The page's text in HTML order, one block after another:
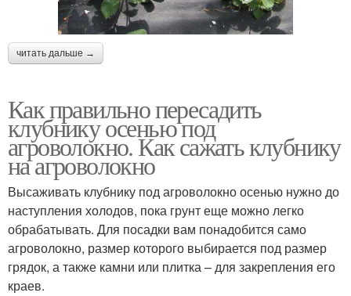
читать дальше →
Как правильно пересадить
клубнику осенью под
агроволокно. Как сажать клубнику
на агроволокно
Высаживать клубнику под агроволокно осенью нужно до
наступления холодов, пока грунт еще можно легко
обрабатывать. Для посадки вам понадобится само
агроволокно, размер которого выбирается под размер
грядок, а также камни или плитка – для закрепления его
краев.